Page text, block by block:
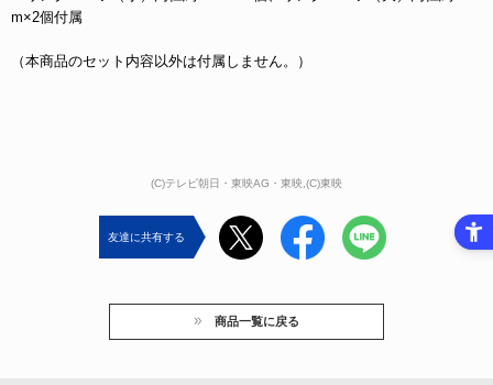
m×2個付属
（本商品のセット内容以外は付属しません。）
(C)テレビ朝日・東映AG・東映,(C)東映
友達に共有する
商品一覧に戻る